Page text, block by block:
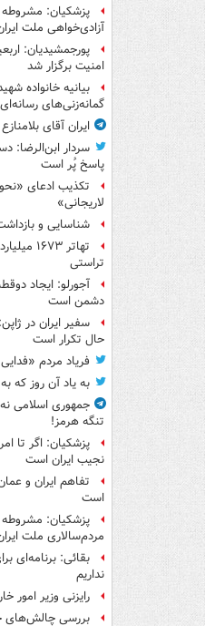
پزشکیان:
آزادی‌خواهی ملت
امنیت برگزار شد
بیانیه خانواده
گمانه‌زنی‌های رسانه‌ای
ایران آقای
سردار ابن‌الرضا:
پاسخ پُر است
تکذیب ادعای
لاریجانی»
شناسایی و بازداشت ۲۱مزدور موساد در
تهاتر
تراستی
آجورلو: ایجاد
دشمن است
سفیر ایران در
حال تکرار است
فریاد مردم
به یاد آن روز که
جمهوری اسلامی
تنگه هرمز!
پزشکیان: اگر تا
نجیب ایران است
تفاهم ایران و
است
پزشکیان: مشروطه
مردم‌سالاری ملت
بقائی: برنامه‌ای
نداریم
رایزنی وزیر امور
بررسی چالش‌های